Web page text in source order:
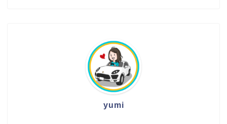
yumi